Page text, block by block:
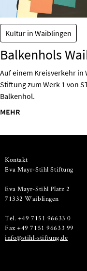
Kultur in Waiblingen
Balkenhols
Auf einem Kreisverkehr in
Stiftung zum Werk 1 von
Balkenhol.
MEHR
Kontakt
Eva Mayr-Stihl Stiftung
Eva Mayr-Stihl Platz 2
71332 Waiblingen
Tel. +49 7151 96633 0
Fax +49 7151 96633 99
info@stihl-stiftung.de